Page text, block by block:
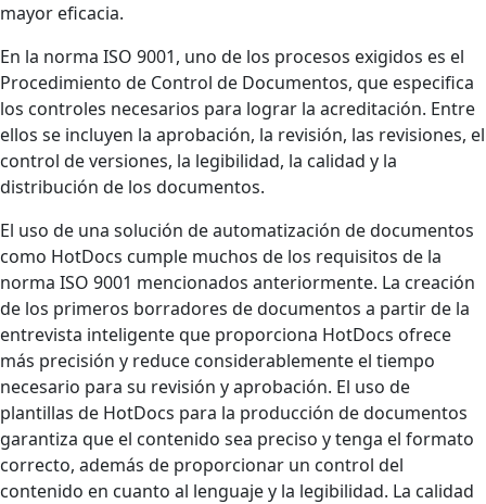
mayor eficacia.
En la norma ISO 9001, uno de los procesos exigidos es el
Procedimiento de Control de Documentos, que especifica
los controles necesarios para lograr la acreditación. Entre
ellos se incluyen la aprobación, la revisión, las revisiones, el
control de versiones, la legibilidad, la calidad y la
distribución de los documentos.
El uso de una solución de automatización de documentos
como HotDocs cumple muchos de los requisitos de la
norma ISO 9001 mencionados anteriormente. La creación
de los primeros borradores de documentos a partir de la
entrevista inteligente que proporciona HotDocs ofrece
más precisión y reduce considerablemente el tiempo
necesario para su revisión y aprobación. El uso de
plantillas de HotDocs para la producción de documentos
garantiza que el contenido sea preciso y tenga el formato
correcto, además de proporcionar un control del
contenido en cuanto al lenguaje y la legibilidad. La calidad